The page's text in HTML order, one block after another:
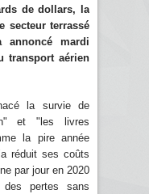
de dollars, la
secteur terrassé
mardi
transport aérien
la survie de
et "les livres
la pire année
réduit ses coûts
par jour en 2020
pertes sans